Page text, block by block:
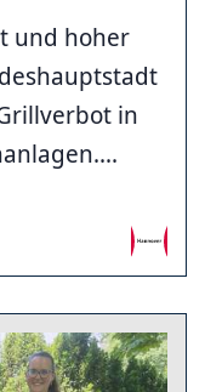
und hoher
in